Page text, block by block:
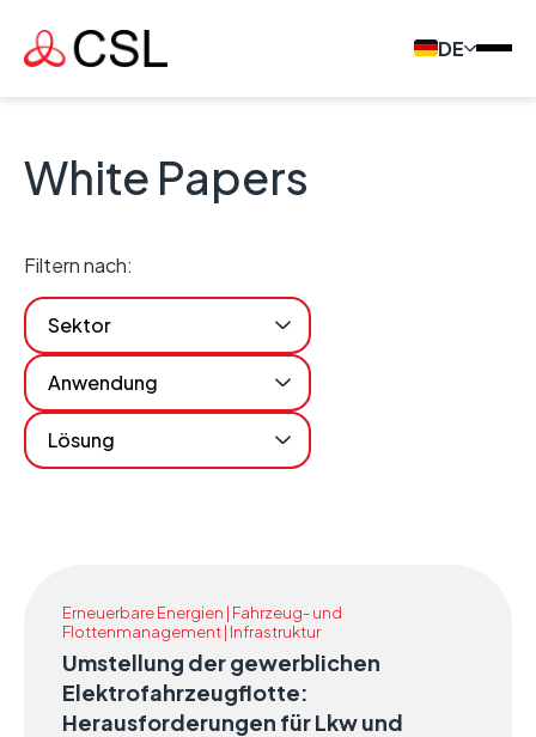
DE
White Papers
Filtern nach:
Sektor
Anwendung
Lösung
Erneuerbare Energien | Fahrzeug- und
Flottenmanagement | Infrastruktur
Umstellung der gewerblichen
Elektrofahrzeugflotte:
Herausforderungen für Lkw und